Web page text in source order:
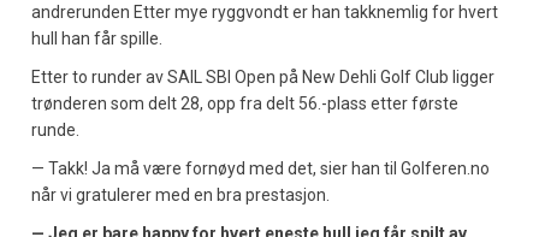
andrerunden Etter mye ryggvondt er han takknemlig for hvert
hull han får spille.
Etter to runder av SAIL SBI Open på New Dehli Golf Club ligger
trønderen som delt 28, opp fra delt 56.-plass etter første
runde.
— Takk! Ja må være fornøyd med det, sier han til Golferen.no
når vi gratulerer med en bra prestasjon.
— Jeg er bare happy for hvert eneste hull jeg får spilt av